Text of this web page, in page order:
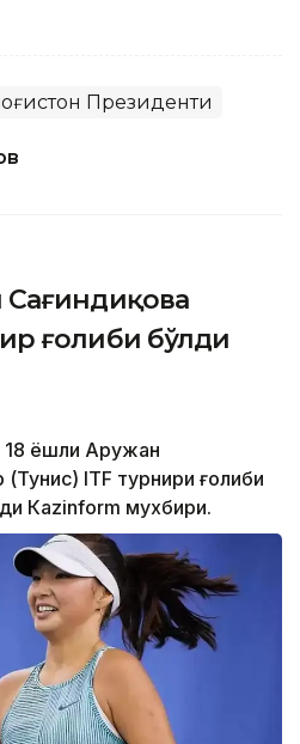
Президенти
ғолиби бўлди
18 ёшли Аружан
ITF турнири ғолиби
Каzinform мухбири.